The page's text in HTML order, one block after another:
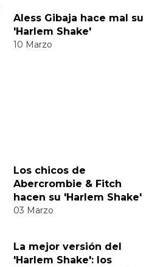
Aless Gibaja hace mal su
'Harlem Shake'
10 Marzo
Los chicos de
Abercrombie & Fitch
hacen su 'Harlem Shake'
03 Marzo
La mejor versión del
'Harlem Shake': los